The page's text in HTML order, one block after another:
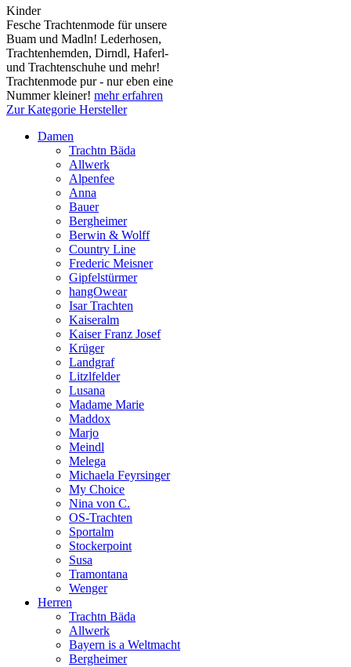
Kinder
Fesche Trachtenmode für unsere
Buam und Madln! Lederhosen,
Trachtenhemden, Dirndl, Haferl-
und Trachtenschuhe und mehr!
Trachtenmode pur - nur eben eine
Nummer kleiner! mehr erfahren
Zur Kategorie Hersteller
Damen
Trachtn Bäda
Allwerk
Alpenfee
Anna
Bauer
Bergheimer
Berwin & Wolff
Country Line
Frederic Meisner
Gipfelstürmer
hangOwear
Isar Trachten
Kaiseralm
Kaiser Franz Josef
Krüger
Landgraf
Litzlfelder
Lusana
Madame Marie
Maddox
Marjo
Meindl
Melega
Michaela Feyrsinger
My Choice
Nina von C.
OS-Trachten
Sportalm
Stockerpoint
Susa
Tramontana
Wenger
Herren
Trachtn Bäda
Allwerk
Bayern is a Weltmacht
Bergheimer